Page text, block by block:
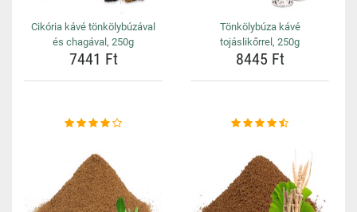
Cikória kávé tönkölybúzával
és chagával, 250g
7441 Ft
Tönkölybúza kávé
tojáslikőrrel, 250g
8445 Ft